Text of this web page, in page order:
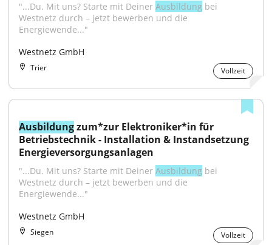
"...Du. Mit uns? Starte mit Deiner Ausbildung bei
Westnetz durch – jetzt bewerben und die
Energiewende..."
Westnetz GmbH
Trier Vollzeit
Ausbildung zum*zur Elektroniker*in für
Betriebstechnik - Installation & Instandsetzung
Energieversorgungsanlagen
"...Du. Mit uns? Starte mit Deiner Ausbildung bei
Westnetz durch – jetzt bewerben und die
Energiewende..."
Westnetz GmbH
Siegen Vollzeit